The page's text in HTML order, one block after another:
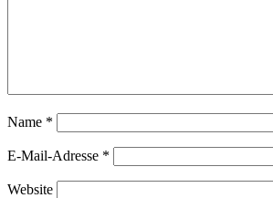
Name *
E-Mail-Adresse *
Website